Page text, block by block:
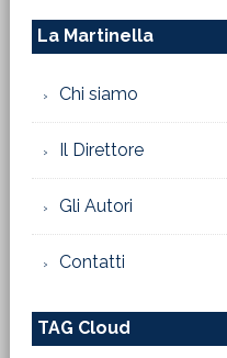
La Martinella
Chi siamo
Il Direttore
Gli Autori
Contatti
TAG Cloud